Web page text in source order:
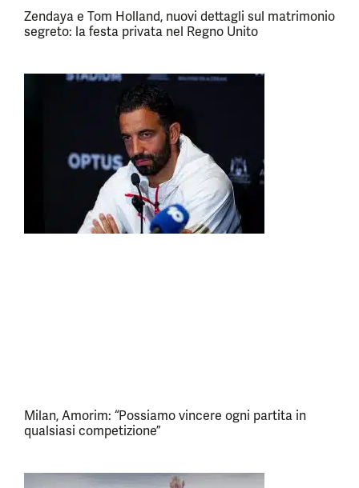
Zendaya e Tom Holland, nuovi dettagli sul matrimonio
segreto: la festa privata nel Regno Unito
Milan, Amorim: “Possiamo vincere ogni partita in
qualsiasi competizione”